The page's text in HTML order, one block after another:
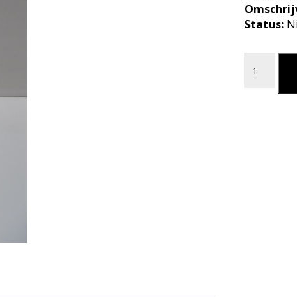
Status: